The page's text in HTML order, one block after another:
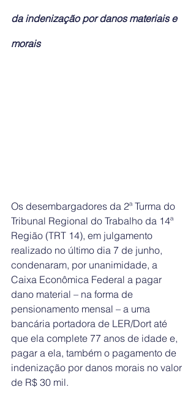
da indenização por danos materiais e
morais
Os desembargadores da 2ª Turma do
Tribunal Regional do Trabalho da 14ª
Região (TRT 14), em julgamento
realizado no último dia 7 de junho,
condenaram, por unanimidade, a
Caixa Econômica Federal a pagar
dano material – na forma de
pensionamento mensal – a uma
bancária portadora de LER/Dort até
que ela complete 77 anos de idade e,
pagar a ela, também o pagamento de
indenização por danos morais no valor
de R$ 30 mil.